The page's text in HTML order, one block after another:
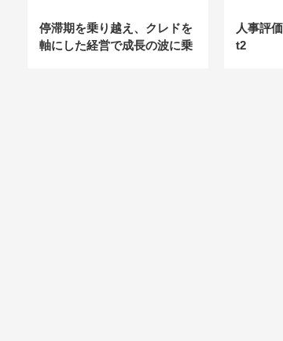
停滞期を乗り越え、クレドを
軸にした経営で成長の波に乗
人事評
t2